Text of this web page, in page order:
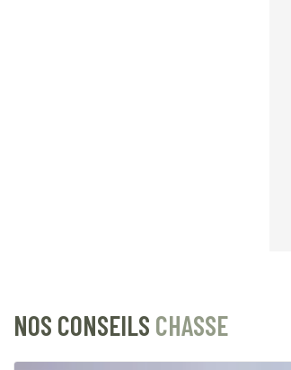
NOS CONSEILS CHASSE